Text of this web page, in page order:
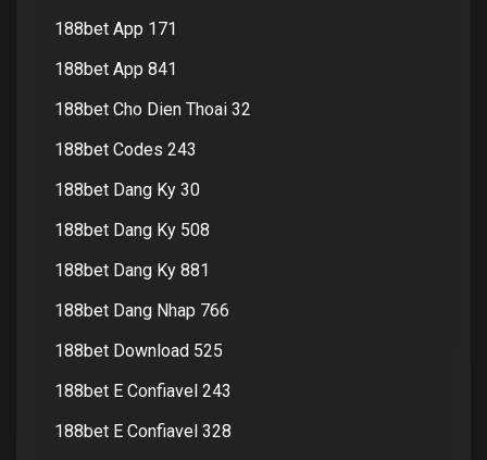
188bet App 171
188bet App 841
188bet Cho Dien Thoai 32
188bet Codes 243
188bet Dang Ky 30
188bet Dang Ky 508
188bet Dang Ky 881
188bet Dang Nhap 766
188bet Download 525
188bet E Confiavel 243
188bet E Confiavel 328